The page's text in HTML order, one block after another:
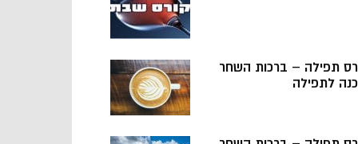
תפילה – ברכות השחר
לתפילה